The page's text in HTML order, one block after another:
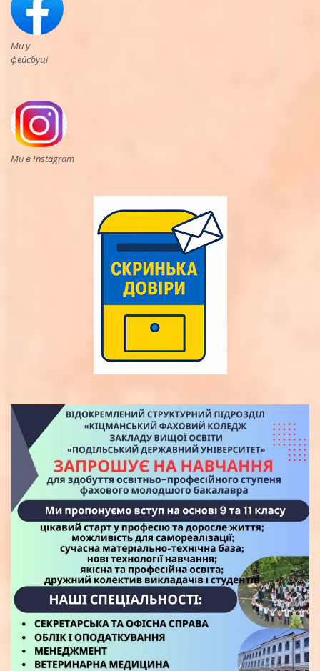
Ми у
фейсбуці
Ми в Instagram